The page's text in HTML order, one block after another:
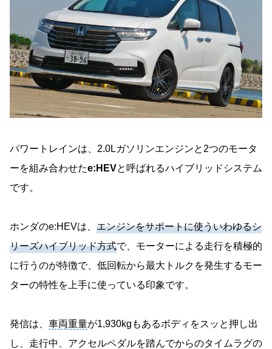
パワートレインは、2.0Lガソリンエンジンと2つのモータ
ーを組み合わせたe:HEVと呼ばれるハイブリッドシステム
です。
ホンダのe:HEVは、 エンジンをサポートに使ういわゆるシ
リーズハイブリッド方式で、モーターによる走行を積極的
に行うのが特徴で、低回転から最大トルクを発生するモー
ターの特性を上手に使っている印象です。
発信は、 車両重量が1,930kgもあるボディをスッと押し出
し、走行中、アクセルペダルを踏んでからのタイムラグの